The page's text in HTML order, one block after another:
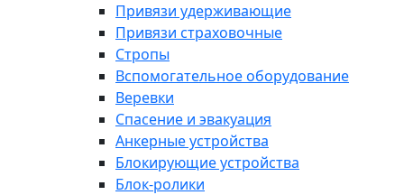
Привязи удерживающие
Привязи страховочные
Стропы
Вспомогательное оборудование
Веревки
Спасение и эвакуация
Анкерные устройства
Блокирующие устройства
Блок-ролики